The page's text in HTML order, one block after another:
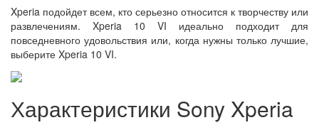
Xperia подойдет всем, кто серьезно относится к творчеству или
развлечениям. Xperia 10 VI идеально подходит для
повседневного удовольствия или, когда нужны только лучшие,
выберите Xperia 10 VI.
Характеристики Sony Xperia